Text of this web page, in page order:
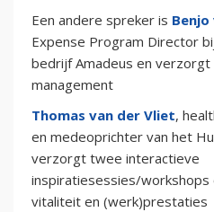
Een andere spreker is Benjo
Expense Program Director
bedrijf Amadeus en
management
Thomas van der Vliet,
en medeoprichter van het
verzorgt twee interactieve
inspiratiesessies/workshops
vitaliteit en (werk)prestaties